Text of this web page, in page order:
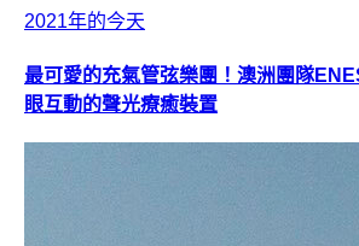
2021年的今天
最可愛的充氣管弦樂團！澳洲團隊
眼互動的聲光療癒裝置